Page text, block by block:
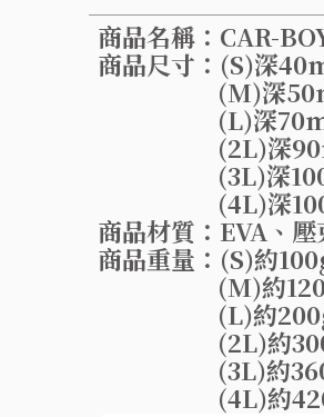
商品名稱：CAR-
商品尺寸：(S)深
(M)深
(L)深70mmX
(2L)深
(3L)深
(4L)深
商品材質：EVA、
商品重量：(S)約
(M)約
(L)約
(2L)約
(3L)約
(4L)約